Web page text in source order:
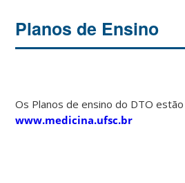
Planos de Ensino
Os Planos de ensino do DTO
www.medicina.ufsc.br